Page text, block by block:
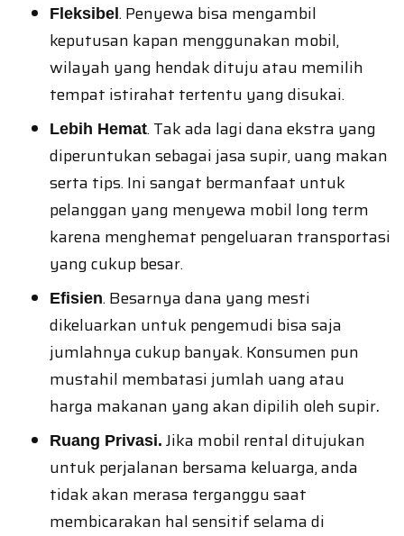
Fleksibel . Penyewa bisa mengambil
keputusan kapan menggunakan mobil,
wilayah yang hendak dituju atau memilih
tempat istirahat tertentu yang disukai.
Lebih Hemat. Tak ada lagi dana ekstra yang
diperuntukan sebagai jasa supir, uang makan
serta tips. Ini sangat bermanfaat untuk
pelanggan yang menyewa mobil long term
karena menghemat pengeluaran transportasi
yang cukup besar.
Efisien. Besarnya dana yang mesti
dikeluarkan untuk pengemudi bisa saja
jumlahnya cukup banyak. Konsumen pun
mustahil membatasi jumlah uang atau
harga makanan yang akan dipilih oleh supir.
Ruang Privasi. Jika mobil rental ditujukan
untuk perjalanan bersama keluarga, anda
tidak akan merasa terganggu saat
membicarakan hal sensitif selama di